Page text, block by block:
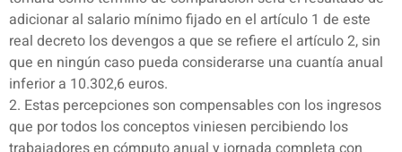
adicionar al salario mínimo fijado en el artículo 1 de este
real decreto los devengos a que se refiere el artículo 2, sin
que en ningún caso pueda considerarse una cuantía anual
inferior a 10.302,6 euros.
2. Estas percepciones son compensables con los ingresos
que por todos los conceptos viniesen percibiendo los